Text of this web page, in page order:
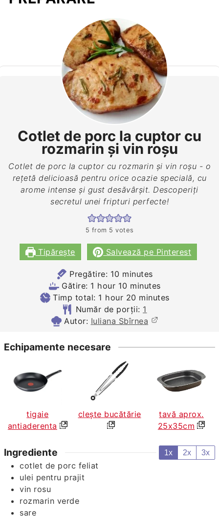
Cotlet de porc la cuptor cu
rozmarin şi vin roşu
Cotlet de porc la cuptor cu rozmarin şi vin roşu - o
rețetă delicioasă pentru orice ocazie specială, cu
arome intense și gust desăvârșit. Descoperiți
secretul unei fripturi perfecte!
5 from 5 votes
Tipărește Salvează pe Pinterest
Pregătire: 10minutes
minutes
Gătire: 1 hour
hour 10minutes
minutes
Timp total: 1 hour
hour 20minutes
minutes
Număr de porții: 1
Autor: Iuliana Sbîrnea
Echipamente necesare
tigaie
antiaderenta
clește bucătărie
tavă aprox.
25x35cm
Ingrediente 1x 2x 3x
cotlet de porc feliat
ulei pentru prajit
vin rosu
rozmarin verde
sare